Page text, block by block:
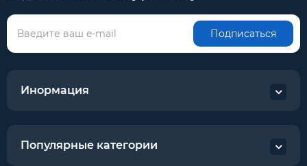
Подписаться
Инормация
Популярные категории